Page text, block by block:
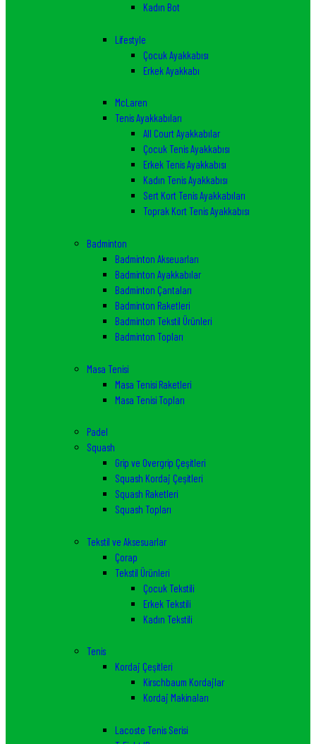
Kadın Bot
Lifestyle
Çocuk Ayakkabısı
Erkek Ayakkabı
McLaren
Tenis Ayakkabıları
All Court Ayakkabılar
Çocuk Tenis Ayakkabısı
Erkek Tenis Ayakkabısı
Kadın Tenis Ayakkabısı
Sert Kort Tenis Ayakkabıları
Toprak Kort Tenis Ayakkabısı
Badminton
Badminton Akseuarları
Badminton Ayakkabılar
Badminton Çantaları
Badminton Raketleri
Badminton Tekstil Ürünleri
Badminton Topları
Masa Tenisi
Masa Tenisi Raketleri
Masa Tenisi Topları
Padel
Squash
Grip ve Overgrip Çeşitleri
Squash Kordaj Çeşitleri
Squash Raketleri
Squash Topları
Tekstil ve Aksesuarlar
Çorap
Tekstil Ürünleri
Çocuk Tekstili
Erkek Tekstili
Kadın Tekstili
Tenis
Kordaj Çeşitleri
Kirschbaum Kordajlar
Kordaj Makinaları
Lacoste Tenis Serisi